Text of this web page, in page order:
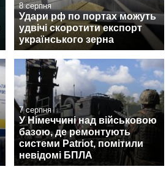
8 серпня
Удари рф по портах можуть
удвічі скоротити експорт
українського зерна
7 серпня
У Німеччині над військовою
базою, де ремонтують
системи Patriot, помітили
невідомі БПЛА